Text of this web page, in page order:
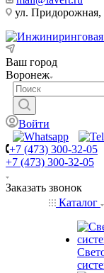
ул. Придорожная,
Ваш город
Воронеж
Войти
+7 (473) 300-32-05
+7 (473) 300-32-05
Заказать звонок
Каталог